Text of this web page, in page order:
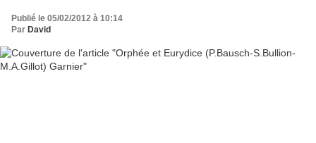
Publié le 05/02/2012 à 10:14
Par David